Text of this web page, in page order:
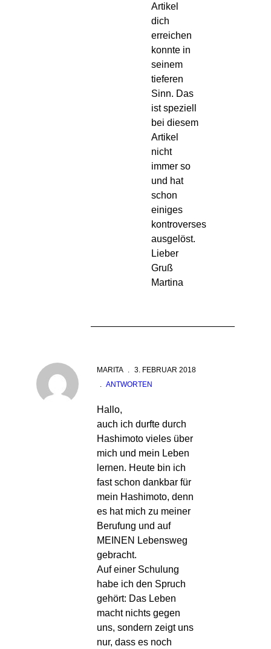
Artikel
dich
erreichen
konnte in
seinem
tieferen
Sinn. Das
ist speziell
bei diesem
Artikel
nicht
immer so
und hat
schon
einiges
kontroverses
ausgelöst.
Lieber
Gruß
Martina
MARITA . 3. FEBRUAR 2018
. ANTWORTEN
Hallo,
auch ich durfte durch
Hashimoto vieles über
mich und mein Leben
lernen. Heute bin ich
fast schon dankbar für
mein Hashimoto, denn
es hat mich zu meiner
Berufung und auf
MEINEN Lebensweg
gebracht.
Auf einer Schulung
habe ich den Spruch
gehört: Das Leben
macht nichts gegen
uns, sondern zeigt uns
nur, dass es noch